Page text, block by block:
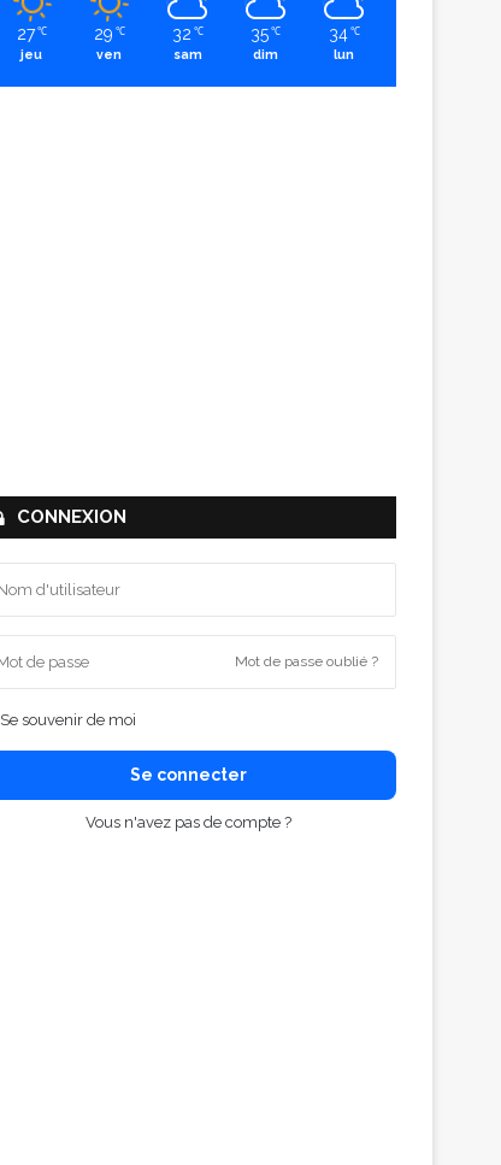
27 ℃
jeu
29 ℃
ven
32 ℃
sam
35 ℃
dim
34 ℃
lun
CONNEXION
Mot de passe oublié ?
Se souvenir de moi
Se connecter
Vous n'avez pas de compte ?